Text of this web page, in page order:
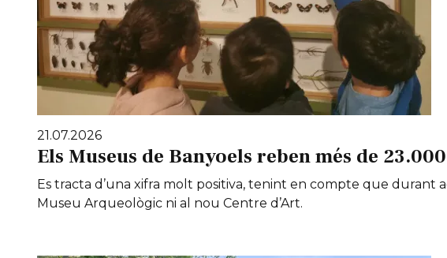
21.07.2026
Els Museus de Banyoels reben més de
Es tracta d’una xifra molt positiva, tenint en compte que durant
Museu Arqueològic ni al nou Centre d’Art.